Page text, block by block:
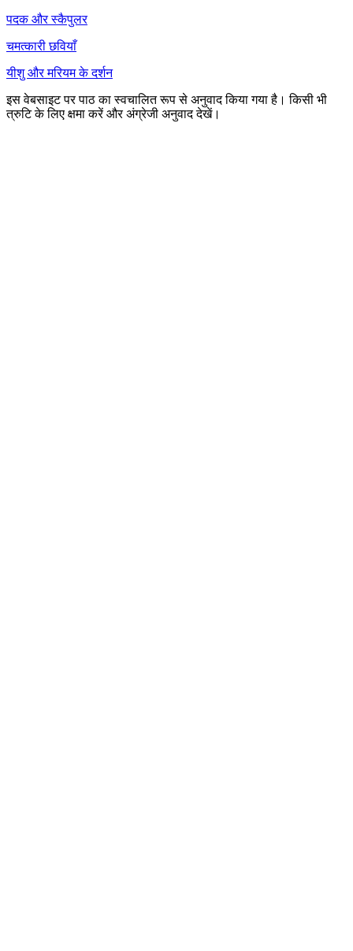
पदक और स्कैपुलर
चमत्कारी छवियाँ
यीशु और मरियम के दर्शन
इस वेबसाइट पर पाठ का स्वचालित रूप से अनुवाद किया गया है। किसी भी
त्रुटि के लिए क्षमा करें और अंग्रेजी अनुवाद देखें।